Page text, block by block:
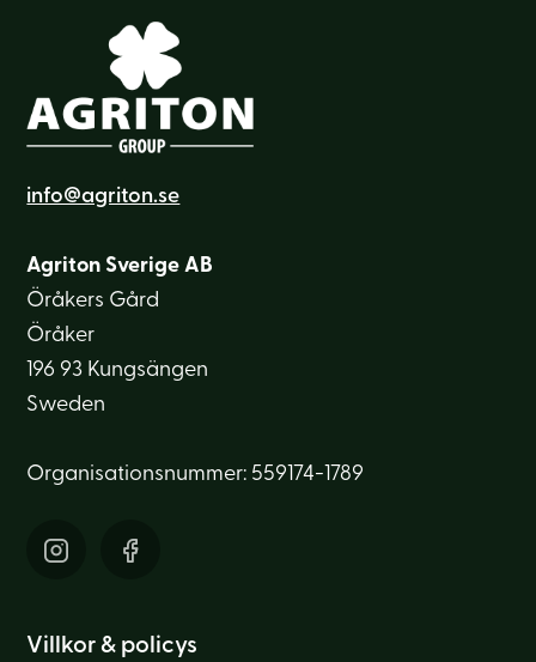
info@agriton.se
Agriton Sverige AB
Öråkers Gård
Öråker
196 93 Kungsängen
Sweden
Organisationsnummer: 559174-1789
Villkor & policys